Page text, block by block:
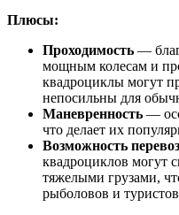
Плюсы:
Проходимость —
мощным колесам и
квадроциклы могут
непосильны для
Маневренность —
что делает их
Возможность
квадроциклов могут
тяжелыми грузами,
рыболовов и